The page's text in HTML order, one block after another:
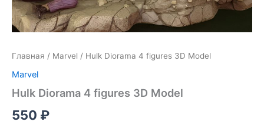
Главная / Marvel / Hulk Diorama 4 figures 3D Model
Marvel
Hulk Diorama 4 figures 3D Model
550 ₽